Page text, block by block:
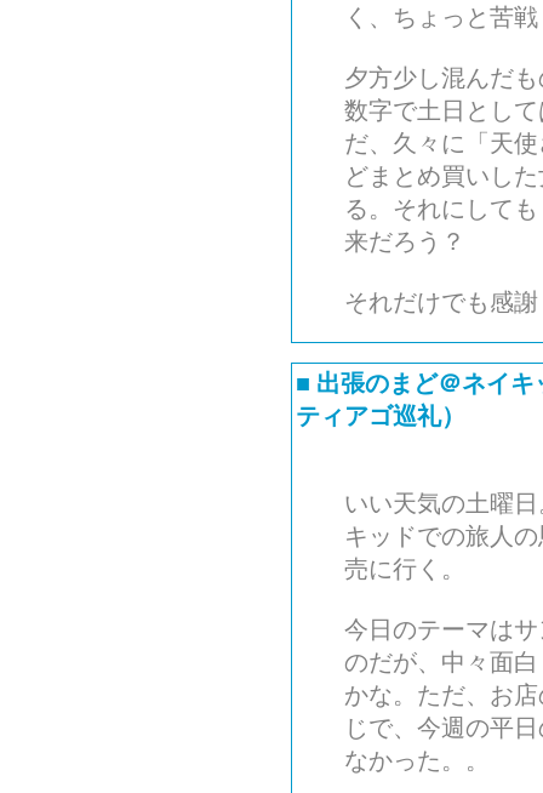
く、ちょっと苦
夕方少し混んだ
数字で土日とし
だ、久々に「天
どまとめ買いし
る。それにして
来だろう？
それだけでも感
■ 出張のまど＠ネイ
ティアゴ巡礼）
いい天気の土曜
キッドでの旅人
売に行く。
今日のテーマは
のだが、中々面
かな。ただ、お
じで、今週の平
なかった。。